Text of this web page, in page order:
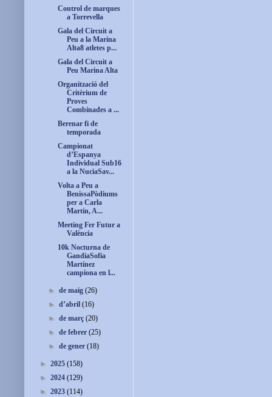
Control de marques
a Torrevella
Gala del Circuit a
Peu a la Marina
Alta8 atletes p...
Gala del Circuit a
Peu Marina Alta
Organització del
Critèrium de
Proves
Combinades a ...
Berenar fi de
temporada
Campionat
d’Espanya
Individual Sub16
a la NuciaSav...
Volta a Peu a
BenissaPòdiums
per a Carla
Martín, A...
Meeting Fer Futur a
València
10k Nocturna de
GandiaSofia
Martínez
campiona en l...
►de maig(26)
►d’abril(16)
►de març(20)
►de febrer(25)
►de gener(18)
► 2025 (158)
► 2024 (129)
► 2023 (114)